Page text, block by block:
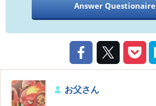
Answer Questionaire
お父さん